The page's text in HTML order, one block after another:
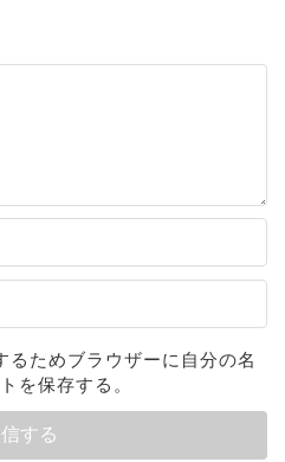
るためブラウザーに自分の名
を保存する。